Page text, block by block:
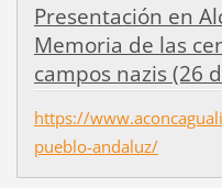
Presentación en
Memoria de las
campos nazis (26
https://
pueblo-andaluz/